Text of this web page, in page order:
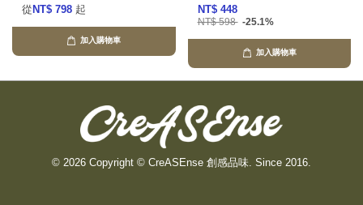
從 NT$ 798 起
加入購物車
NT$ 448
NT$ 598 -25.1%
加入購物車
© 2026 Copyright © CreASEnse 創感品味. Since 2016.